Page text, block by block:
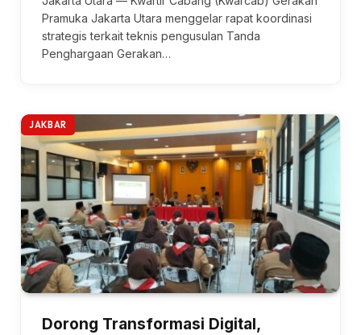
Pramuka Jakarta Utara menggelar rapat koordinasi
strategis terkait teknis pengusulan Tanda
Penghargaan Gerakan…
JAKBAR
Dorong Transformasi Digital,